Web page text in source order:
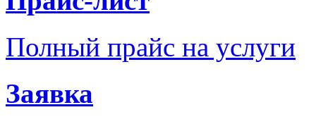
Полный прайс на услуги
Заявка